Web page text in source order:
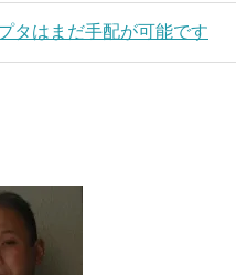
タはまだ手配が可能です